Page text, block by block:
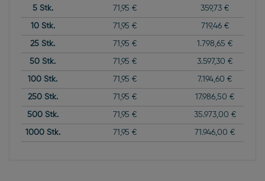
5Stk. 71,95 € 359,73 €
10Stk. 71,95 € 719,46 €
25 Stk. 71,95 € 1.798,65 €
50 Stk. 71,95 € 3.597,30 €
100 Stk. 71,95 € 7.194,60 €
250Stk. 71,95 € 17.986,50 €
500Stk. 71,95 € 35.973,00 €
1000Stk. 71,95 € 71.946,00 €